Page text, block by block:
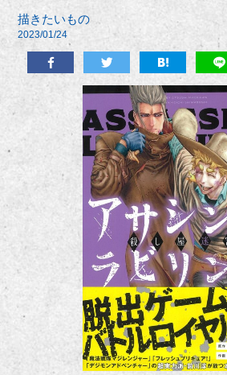
描きたいもの
2023/01/24